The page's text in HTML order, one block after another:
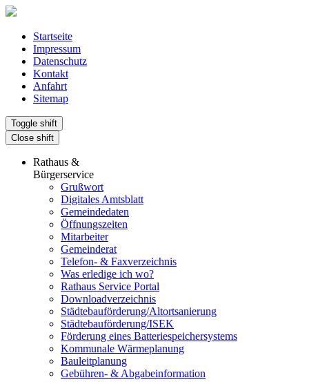
Startseite
Impressum
Datenschutz
Kontakt
Anfahrt
Sitemap
Toggle shift
Close shift
Rathaus &
Bürgerservice
Grußwort
Digitales Amtsblatt
Gemeindedaten
Öffnungszeiten
Mitarbeiter
Gemeinderat
Telefon- & Faxverzeichnis
Was erledige ich wo?
Rathaus Service Portal
Downloadverzeichnis
Städtebauförderung/Altortsanierung
Städtebauförderung/ISEK
Förderung eines Batteriespeichersystems
Kommunale Wärmeplanung
Bauleitplanung
Gebühren- & Abgabeinformation